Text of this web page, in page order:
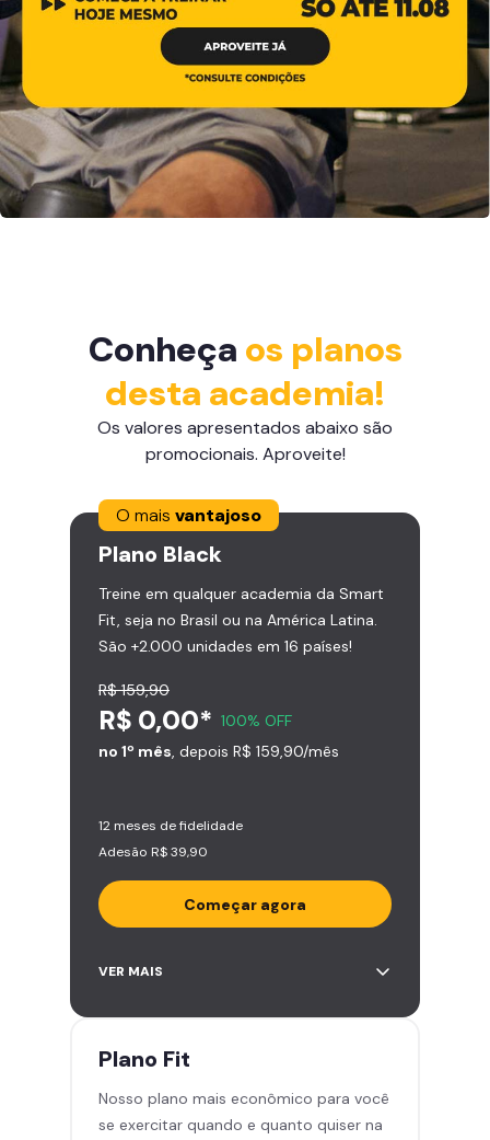
Conheça os planos
desta academia!
Os valores apresentados abaixo são
promocionais. Aproveite!
O mais vantajoso
Plano Black
Treine em qualquer academia da Smart
Fit, seja no Brasil ou na América Latina.
São +2.000 unidades em 16 países!
R$ 159,90
R$ 0,00* 100% OFF
no 1º mês, depois R$ 159,90/mês
12 meses de fidelidade
Adesão R$ 39,90
Começar agora
Acesso ilimitado a +2.000
Leve 5 amigos por mês para
Cadeira de massagem
Skeelo App (Audiobook)*
Área de musculação e aeróbicos
VER MAIS
Plano Fit
Nosso plano mais econômico para você
se exercitar quando e quanto quiser na